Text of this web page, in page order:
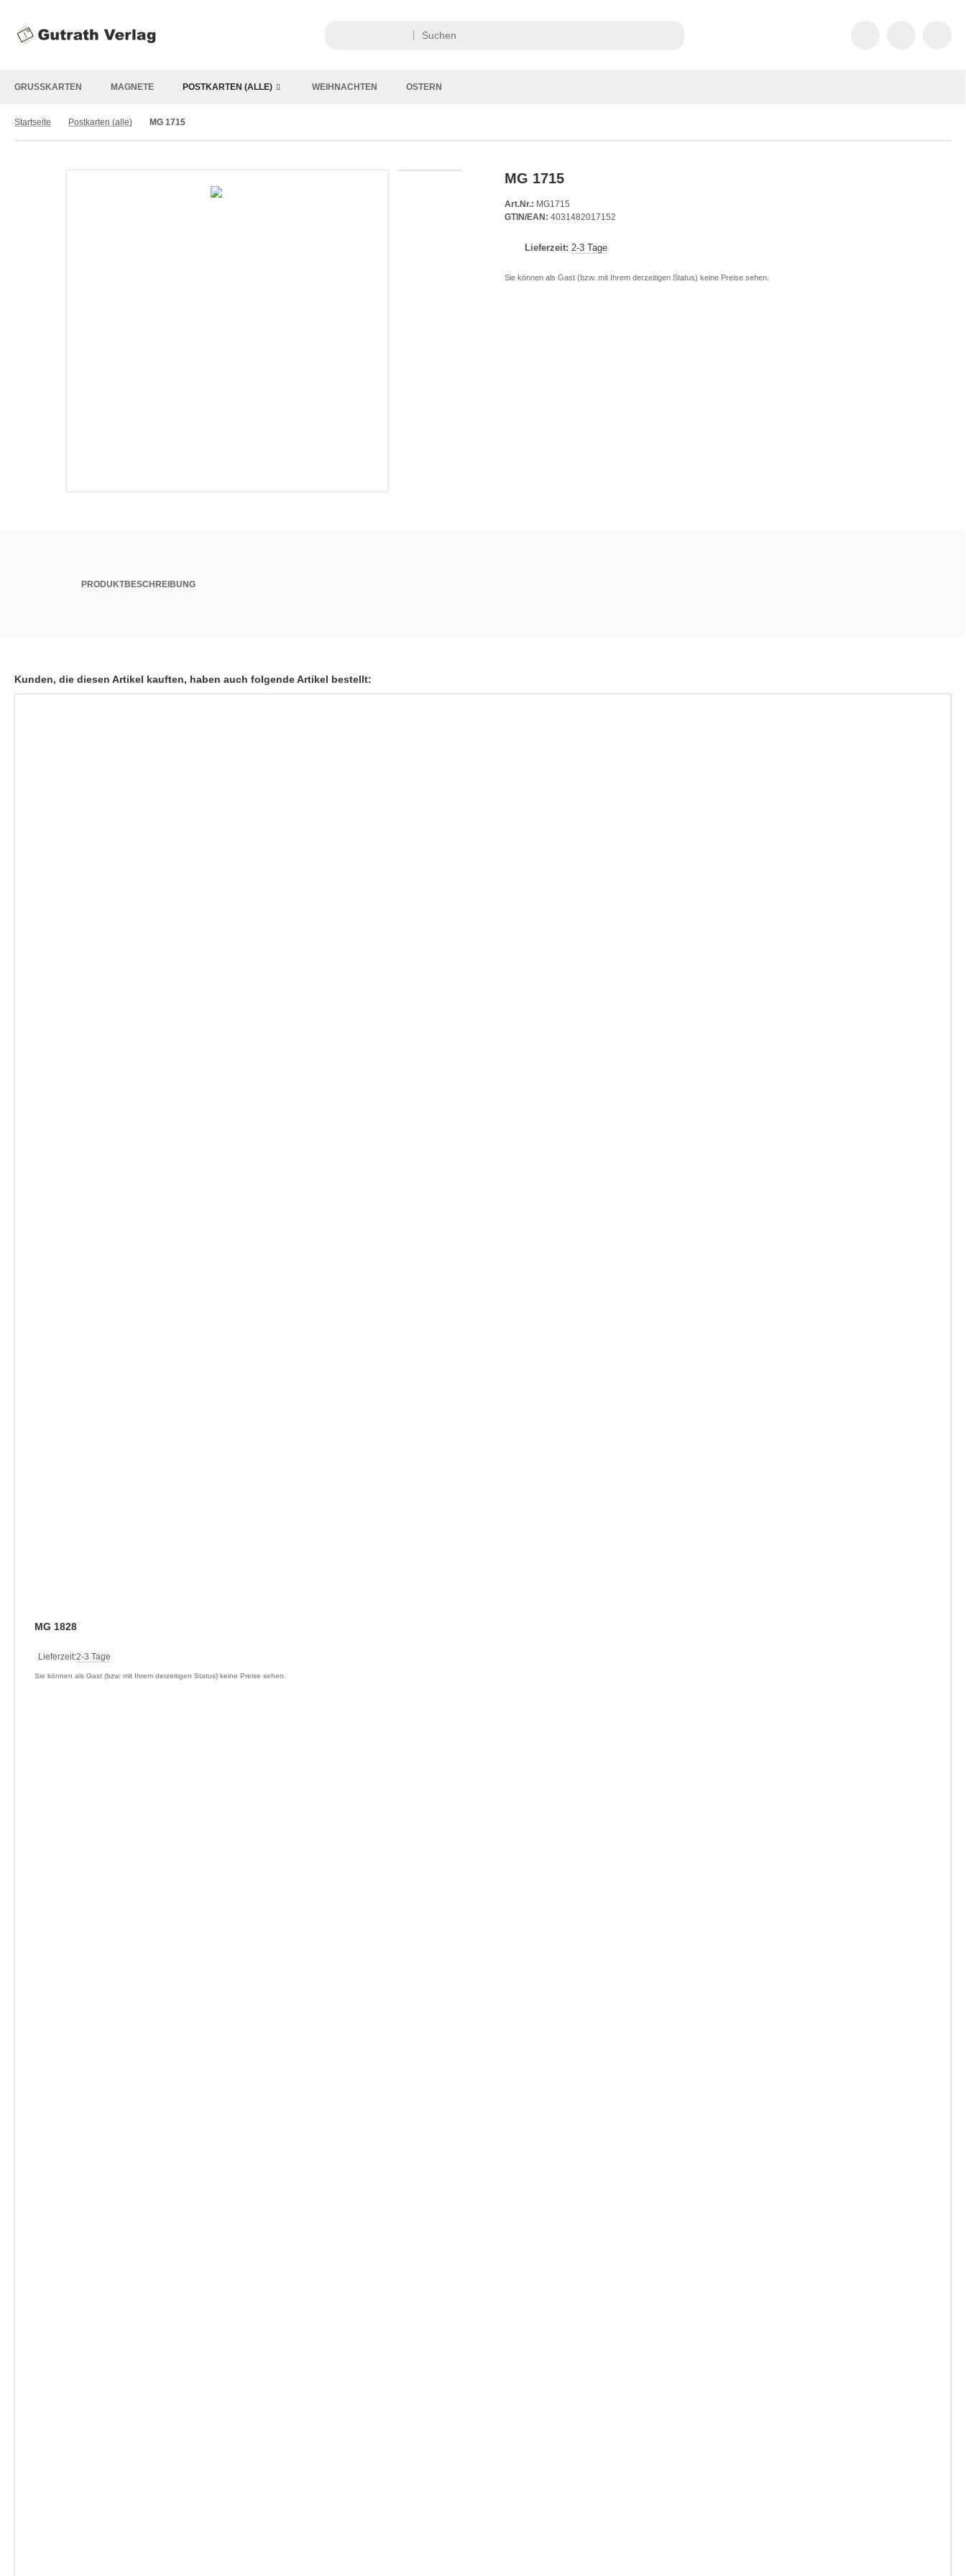
GRUSSKARTEN MAGNETE POSTKARTEN (ALLE) WEIHNACHTEN OSTERN
Startseite Postkarten (alle) MG 1715
MG 1715
Art.Nr.: MG1715
GTIN/EAN: 4031482017152
Lieferzeit: 2-3 Tage
Sie können als Gast (bzw. mit Ihrem derzeitigen Status) keine Preise sehen.
PRODUKTBESCHREIBUNG
Kunden, die diesen Artikel kauften, haben auch folgende Artikel bestellt:
MG 1828
Lieferzeit:2-3 Tage
Sie können als Gast (bzw. mit Ihrem derzeitigen Status) keine Preise sehen.